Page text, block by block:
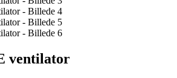
ventilator